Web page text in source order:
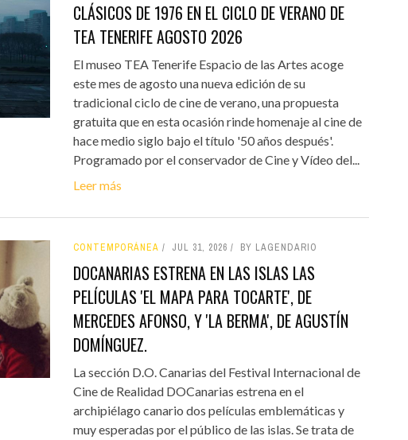
CLÁSICOS DE 1976 EN EL CICLO DE VERANO DE
TEA TENERIFE AGOSTO 2026
El museo TEA Tenerife Espacio de las Artes acoge
este mes de agosto una nueva edición de su
tradicional ciclo de cine de verano, una propuesta
gratuita que en esta ocasión rinde homenaje al cine de
hace medio siglo bajo el título '50 años después'.
Programado por el conservador de Cine y Vídeo del...
Leer más
CONTEMPORÁNEA JUL 31, 2026 BY LAGENDARIO
DOCANARIAS ESTRENA EN LAS ISLAS LAS
PELÍCULAS 'EL MAPA PARA TOCARTE', DE
MERCEDES AFONSO, Y 'LA BERMA', DE AGUSTÍN
DOMÍNGUEZ.
La sección D.O. Canarias del Festival Internacional de
Cine de Realidad DOCanarias estrena en el
archipiélago canario dos películas emblemáticas y
muy esperadas por el público de las islas. Se trata de